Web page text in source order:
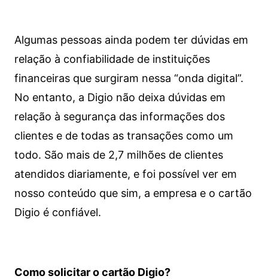
Algumas pessoas ainda podem ter dúvidas em
relação à confiabilidade de instituições
financeiras que surgiram nessa “onda digital”.
No entanto, a Digio não deixa dúvidas em
relação à segurança das informações dos
clientes e de todas as transações como um
todo. São mais de 2,7 milhões de clientes
atendidos diariamente, e foi possível ver em
nosso conteúdo que sim, a empresa e o cartão
Digio é confiável.
Como solicitar o cartão Digio?